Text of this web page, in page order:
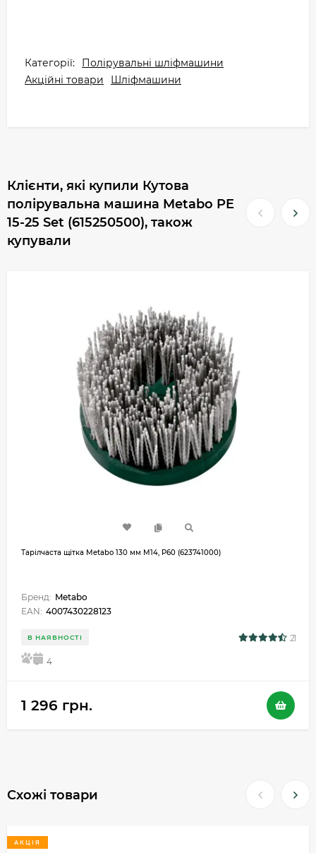
Категорії:
Полірувальні шліфмашини
Акційні товари
Шліфмашини
Клієнти, які купили Кутова
полірувальна машина Metabo PE
15-25 Set (615250500), також
купували
Тарілчаста щітка Metabo 130 мм M14, P60 (623741000)
Бренд: Metabo
EAN: 4007430228123
В НАЯВНОСТІ 21
5 4
1 296 грн.
Схожі товари
АКЦІЯ